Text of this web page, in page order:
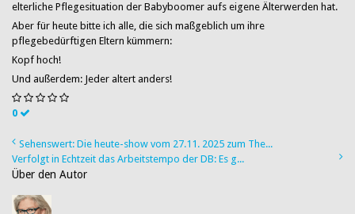
elterliche Pflegesituation der Babyboomer aufs eigene Älterwerden hat.
Aber für heute bitte ich alle, die sich maßgeblich um ihre
pflegebedürftigen Eltern kümmern:
Kopf hoch!
Und außerdem: Jeder altert anders!
0
Sehenswert: Die heute-show vom 27.11. 2025 zum The...
Verfolgt in Echtzeit das Arbeitstempo der DB: Es g...
Über den Autor